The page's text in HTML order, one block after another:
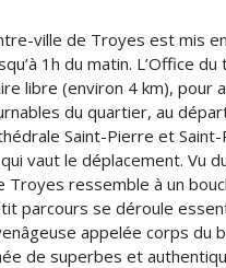
ville de Troyes est mis
1h du matin. L’Office
libre (environ 4 km), pour
du quartier, au
Saint-Pierre et Saint-
vaut le déplacement. Vu
ressemble à un
parcours se déroule
appelée corps du
de superbes et